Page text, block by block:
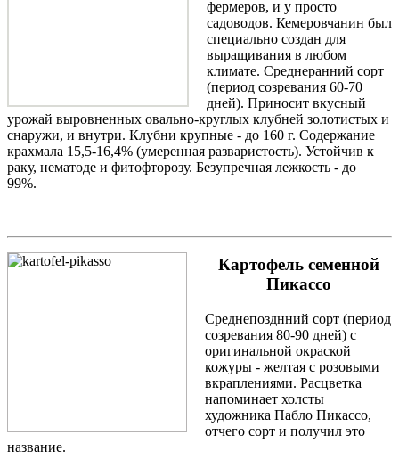
фермеров, и у просто
садоводов. Кемеровчанин был
специально создан для
выращивания в любом
климате. Среднеранний сорт
(период созревания 60-70
дней). Приносит вкусный
урожай выровненных овально-круглых клубней золотистых и
снаружи, и внутри. Клубни крупные - до 160 г. Содержание
крахмала 15,5-16,4% (умеренная разваристость). Устойчив к
раку, нематоде и фитофторозу. Безупречная лежкость - до
99%.
Картофель семенной
Пикассо
Среднепозднний сорт (период
созревания 80-90 дней) с
оригинальной окраской
кожуры - желтая с розовыми
вкраплениями. Расцветка
напоминает холсты
художника Пабло Пикассо,
отчего сорт и получил это
название.